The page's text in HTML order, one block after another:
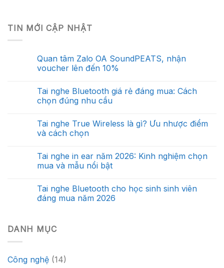
TIN MỚI CẬP NHẬT
Quan tâm Zalo OA SoundPEATS, nhận
voucher lên đến 10%
Tai nghe Bluetooth giá rẻ đáng mua: Cách
chọn đúng nhu cầu
Tai nghe True Wireless là gì? Ưu nhược điểm
và cách chọn
Tai nghe in ear năm 2026: Kinh nghiệm chọn
mua và mẫu nổi bật
Tai nghe Bluetooth cho học sinh sinh viên
đáng mua năm 2026
DANH MỤC
Công nghệ (14)